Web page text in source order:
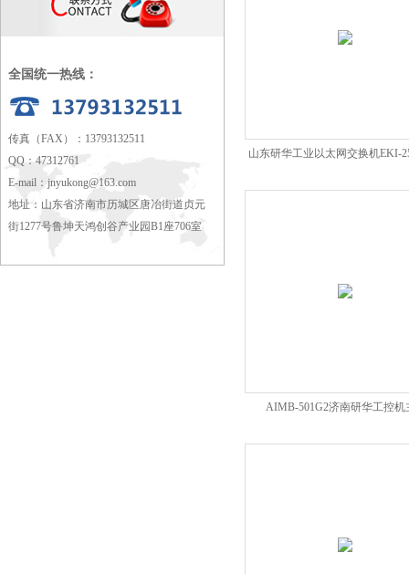
全国统一热线：
传真（FAX）：13793132511
QQ：47312761
E-mail： jnyukong@163.com
地址：山东省济南市历城区唐冶街道贞元
街1277号鲁坤天鸿创谷产业园B1座706室
山东研华工业以太网交换机EKI-
AIMB-501G2济南研华工控机